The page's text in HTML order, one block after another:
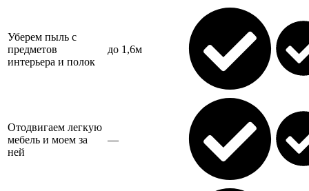
Уберем пыль с
предметов
интерьера и полок
до 1,6м
Отодвигаем легкую
мебель и моем за
ней
—